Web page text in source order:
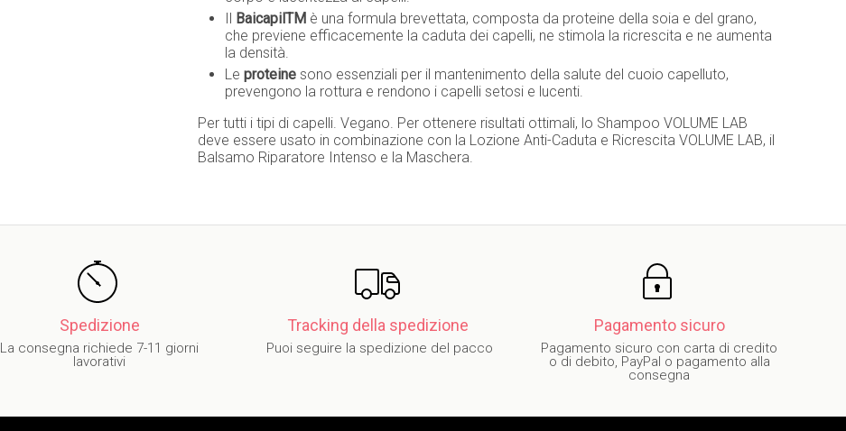
Il BaicapilTM è una formula brevettata, composta da proteine della soia e del grano,
che previene efficacemente la caduta dei capelli, ne stimola la ricrescita e ne aumenta
la densità.
Le proteine sono essenziali per il mantenimento della salute del cuoio capelluto,
prevengono la rottura e rendono i capelli setosi e lucenti.
Per tutti i tipi di capelli. Vegano. Per ottenere risultati ottimali, lo Shampoo VOLUME LAB
deve essere usato in combinazione con la Lozione Anti-Caduta e Ricrescita VOLUME LAB, il
Balsamo Riparatore Intenso e la Maschera.
Spedizione
La consegna richiede 7-11 giorni
lavorativi
Tracking della spedizione
Puoi seguire la spedizione del pacco
Pagamento sicuro
Pagamento sicuro con carta di credito
o di debito, PayPal o pagamento alla
consegna